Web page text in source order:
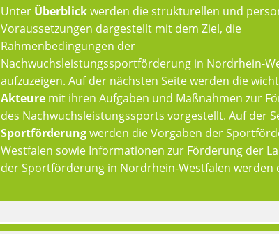
Unter Überblickwerden die strukturellen und
Voraussetzungen dargestellt mit dem Ziel, die
Rahmenbedingungen der
Nachwuchsleistungssportförderung in Nordrhein-
aufzuzeigen. Auf der nächsten Seite werden die
Akteure mit ihren Aufgaben und Maßnahmen zur
des Nachwuchsleistungssports vorgestellt. Auf der
Sportförderungwerden die Vorgaben der
Westfalen sowie Informationen zur Förderung der
der Sportförderung in Nordrhein-Westfalen werden